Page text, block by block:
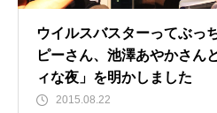
ウイルスバスターってぶっ
ピーさん、池澤あやかさん
ィな夜」を明かしました
2015.08.22